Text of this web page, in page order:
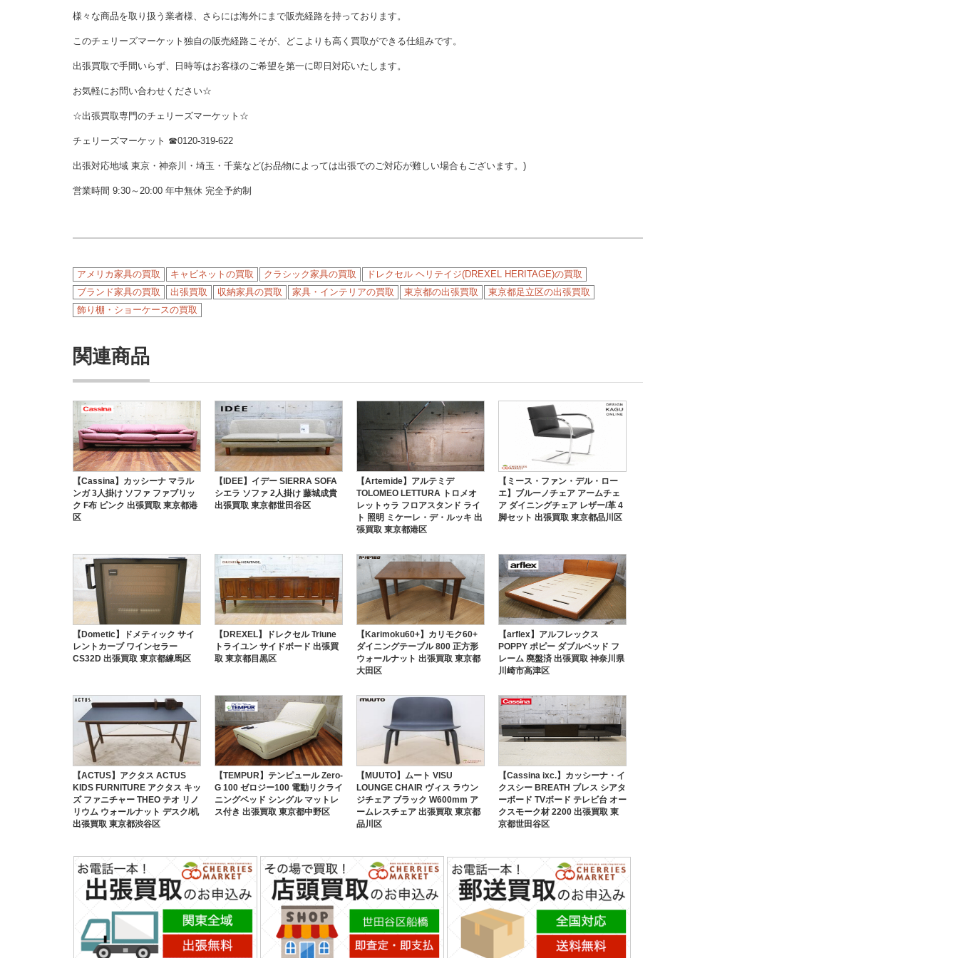
様々な商品を取り扱う業者様、さらには海外にまで販売経路を持っております。
このチェリーズマーケット独自の販売経路こそが、どこよりも高く買取ができる仕組みです。
出張買取で手間いらず、日時等はお客様のご希望を第一に即日対応いたします。
お気軽にお問い合わせください☆
☆出張買取専門のチェリーズマーケット☆
チェリーズマーケット ☎︎0120-319-622
出張対応地域 東京・神奈川・埼玉・千葉など(お品物によっては出張でのご対応が難しい場合もございます。)
営業時間 9:30～20:00 年中無休 完全予約制
アメリカ家具の買取 キャビネットの買取 クラシック家具の買取
ドレクセル ヘリテイジ(DREXEL HERITAGE)の買取
ブランド家具の買取
出張買取 収納家具の買取 家具・インテリアの買取 東京都の出張買取
東京都足立区の出張買取
飾り棚・ショーケースの買取
関連商品
【Cassina】カッシーナ マラル
ンガ 3人掛け ソファ ファブリッ
ク F布 ピンク 出張買取 東京都港
区
【IDEE】イデー SIERRA SOFA
シエラ ソファ 2人掛け 藤城成貴
出張買取 東京都世田谷区
【Artemide】アルテミデ
TOLOMEO LETTURA トロメオ
レットゥラ フロアスタンド ライ
ト 照明 ミケーレ・デ・ルッキ 出
張買取 東京都港区
【ミース・ファン・デル・ロー
エ】ブルーノチェア アームチェ
ア ダイニングチェア レザー/革 4
脚セット 出張買取 東京都品川区
【Dometic】ドメティック サイ
レントカーブ ワインセラー
CS32D 出張買取 東京都練馬区
【DREXEL】ドレクセル Triune
トライユン サイドボード 出張買
取 東京都目黒区
【Karimoku60+】カリモク60+
ダイニングテーブル 800 正方形
ウォールナット 出張買取 東京都
大田区
【arflex】アルフレックス
POPPY ポピー ダブルベッド フ
レーム 廃盤済 出張買取 神奈川県
川崎市高津区
【ACTUS】アクタス ACTUS
KIDS FURNITURE アクタス キッ
ズ ファニチャー THEO テオ リノ
リウム ウォールナット デスク/机
出張買取 東京都渋谷区
【TEMPUR】テンピュール Zero-
G 100 ゼロジー100 電動リクライ
ニングベッド シングル マットレ
ス付き 出張買取 東京都中野区
【MUUTO】ムート VISU
LOUNGE CHAIR ヴィス ラウン
ジチェア ブラック W600mm ア
ームレスチェア 出張買取 東京都
品川区
【Cassina ixc.】カッシーナ・イ
クスシー BREATH ブレス シアタ
ーボード TVボード テレビ台 オー
クスモーク材 2200 出張買取 東
京都世田谷区